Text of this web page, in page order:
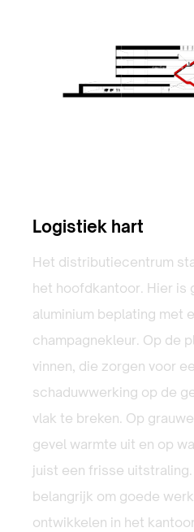
Logistiek hart
Het distributiecentrum
het hoofdkantoor. Hier is
aluminium beplating met
champagnekleur. Op de
vinnen, die zorgen voor
schaduwwerking op de
vlak te breken. Op
gevel warmte uit en op
juist een frisse
belangrijk om goede
ontwikkelen in het